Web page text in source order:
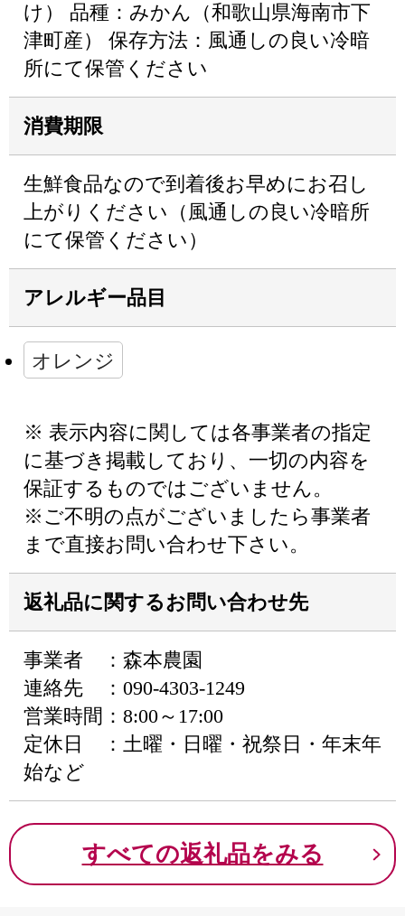
け） 品種：みかん（和歌山県海南市下
津町産） 保存方法：風通しの良い冷暗
所にて保管ください
消費期限
生鮮食品なので到着後お早めにお召し
上がりください（風通しの良い冷暗所
にて保管ください）
アレルギー品目
オレンジ
※ 表示内容に関しては各事業者の指定
に基づき掲載しており、一切の内容を
保証するものではございません。
※ご不明の点がございましたら事業者
まで直接お問い合わせ下さい。
返礼品に関するお問い合わせ先
事業者 ：森本農園
連絡先 ：090-4303-1249
営業時間：8:00～17:00
定休日 ：土曜・日曜・祝祭日・年末年
始など
すべての返礼品をみる